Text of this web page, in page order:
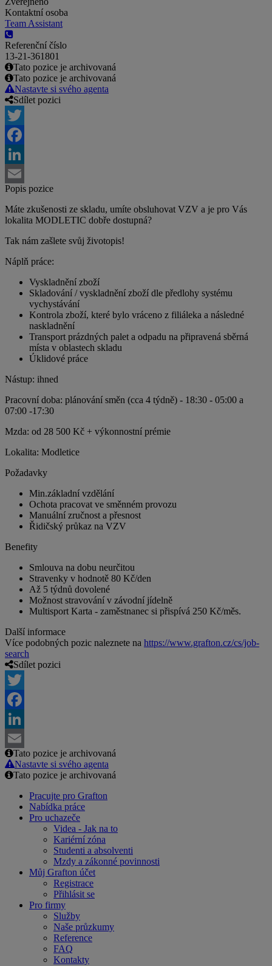
Kontaktní osoba
Team Assistant
Referenční číslo
13-21-361801
Tato pozice je archivovaná
Tato pozice je archivovaná
Nastavte si svého agenta
Sdílet pozici
Twitter
Facebook
LinkedIn
Email
Popis pozice
Máte zkušenosti ze skladu, umíte obsluhovat VZV a je pro Vás
lokalita MODLETIC dobře dostupná?
Tak nám zašlete svůj životopis!
Náplň práce:
Vyskladnění zboží
Skladování / vyskladnění zboží dle předlohy systému
vychystávání
Kontrola zboží, které bylo vráceno z filiáleka a následné
naskladnění
Transport prázdných palet a odpadu na připravená sběrná
místa v oblastech skladu
Úklidové práce
Nástup: ihned
Pracovní doba: plánování směn (cca 4 týdně) - 18:30 - 05:00 a
07:00 -17:30
Mzda: od 28 500 Kč + výkonnostní prémie
Lokalita: Modletice
Požadavky
Min.základní vzdělání
Ochota pracovat ve směnném provozu
Manuální zručnost a přesnost
Řidičský průkaz na VZV
Benefity
Smlouva na dobu neurčitou
Stravenky v hodnotě 80 Kč/den
Až 5 týdnů dovolené
Možnost stravování v závodní jídelně
Multisport Karta - zaměstnanec si přispívá 250 Kč/měs.
Další informace
Více podobných pozic naleznete na https://www.grafton.cz/cs/job-
search
Sdílet pozici
Twitter
Facebook
LinkedIn
Email
Tato pozice je archivovaná
Nastavte si svého agenta
Tato pozice je archivovaná
Pracujte pro Grafton
Nabídka práce
Pro uchazeče
Videa - Jak na to
Kariérní zóna
Studenti a absolventi
Mzdy a zákonné povinnosti
Můj Grafton účet
Registrace
Přihlásit se
Pro firmy
Služby
Naše průzkumy
Reference
FAQ
Kontakty